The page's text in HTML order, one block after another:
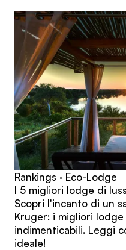
articoli
Rankings · Eco-Lodge
I 5 migliori lodge di
Scopri l'incanto di un
Kruger: i migliori
indimenticabili. Leggi
ideale!